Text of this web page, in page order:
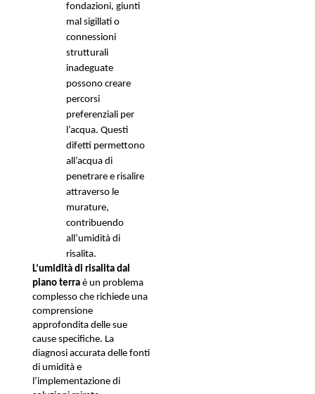
fondazioni, giunti
mal sigillati o
connessioni
strutturali
inadeguate
possono creare
percorsi
preferenziali per
l’acqua. Questi
difetti permettono
all’acqua di
penetrare e risalire
attraverso le
murature,
contribuendo
all’umidità di
risalita.
L’umidità di risalita dal
piano terra è un problema
complesso che richiede una
comprensione
approfondita delle sue
cause specifiche. La
diagnosi accurata delle fonti
di umidità e
l’implementazione di